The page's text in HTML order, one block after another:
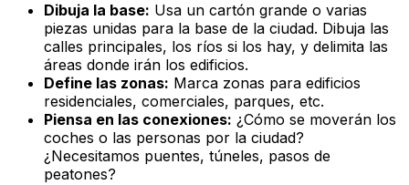
Dibuja la base: Usa un cartón grande o varias
piezas unidas para la base de la ciudad. Dibuja las
calles principales, los ríos si los hay, y delimita las
áreas donde irán los edificios.
Define las zonas: Marca zonas para edificios
residenciales, comerciales, parques, etc.
Piensa en las conexiones: ¿Cómo se moverán los
coches o las personas por la ciudad?
¿Necesitamos puentes, túneles, pasos de
peatones?